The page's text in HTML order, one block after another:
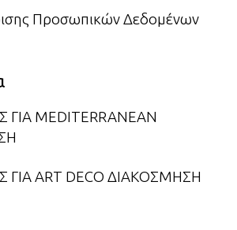
Προσωπικών Δεδομένων
MEDITERRANEAN
ART DECO ΔΙΑΚΟΣΜΗΣΗ